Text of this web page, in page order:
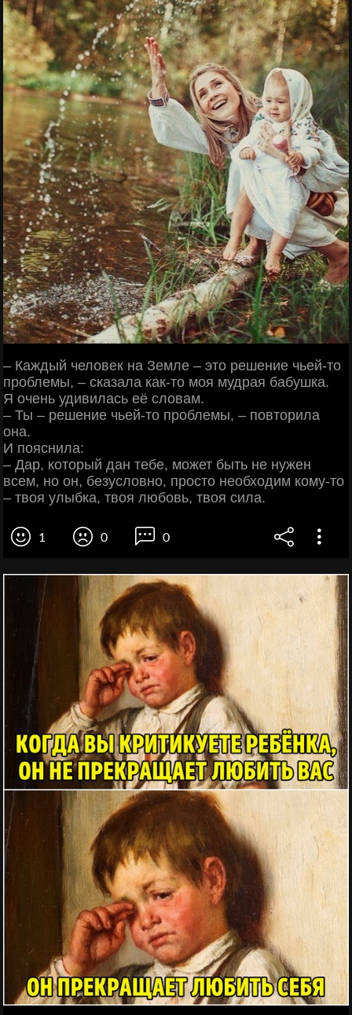
– Каждый человек на Земле – это решение чьей-то
проблемы, – сказала как-то моя мудрая бабушка.
Я очень удивилась её словам.
– Ты – решение чьей-то проблемы, – повторила
она.
И пояснила:
– Дар, который дан тебе, может быть не нужен
всем, но он, безусловно, просто необходим кому-то
– твоя улыбка, твоя любовь, твоя сила.
1 0 0